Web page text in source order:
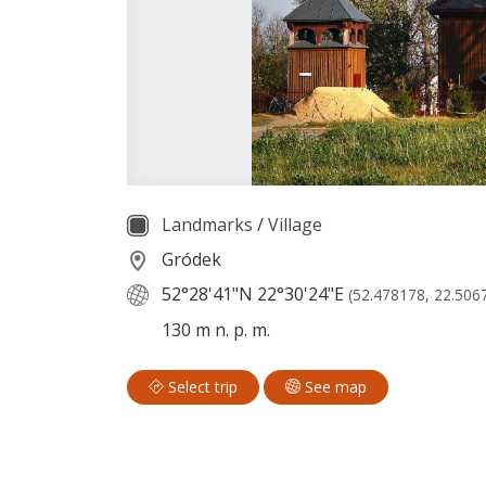
Landmarks /Village
Gródek
52°28'41"N 22°30'24"E (52.478178,
130 m n. p. m.
Select trip See map